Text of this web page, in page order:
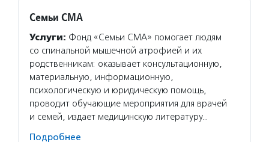
Семьи СМА
Услуги: Фонд «Семьи СМА» помогает людям
со спинальной мышечной атрофией и их
родственникам: оказывает консультационную,
материальную, информационную,
психологическую и юридическую помощь,
проводит обучающие мероприятия для врачей
и семей, издает медицинскую литературу…
Подробнее